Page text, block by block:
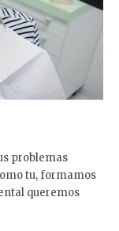
problemas
tu, formamos
queremos